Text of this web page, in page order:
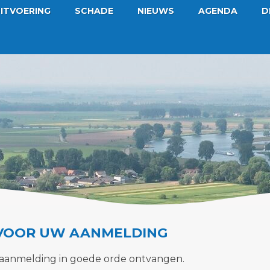
SCHADE NIEUWS AGENDA
UW AANMELDING
in goede orde ontvangen.